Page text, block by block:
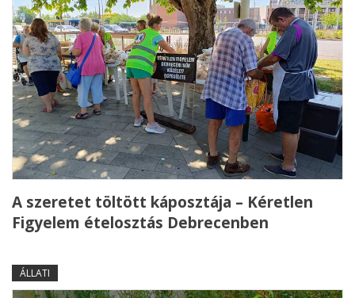
A szeretet töltött káposztája – Kéretlen
Figyelem ételosztás Debrecenben
ÁLLATI